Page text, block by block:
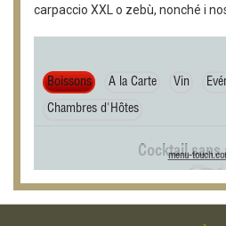
carpaccio XXL o zebù, nonché i